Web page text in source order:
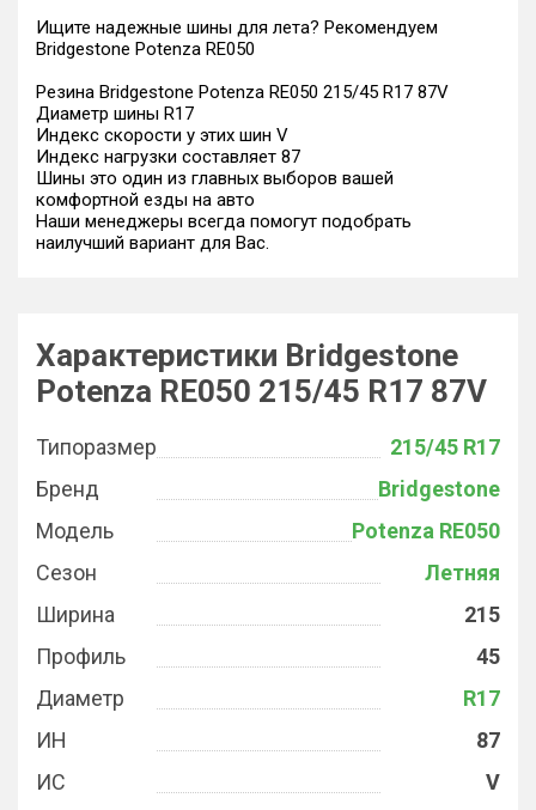
Ищите надежные шины для лета? Рекомендуем
Bridgestone Potenza RE050
Резина Bridgestone Potenza RE050 215/45 R17 87V
Диаметр шины R17
Индекс скорости у этих шин V
Индекс нагрузки составляет 87
Шины это один из главных выборов вашей
комфортной езды на авто
Наши менеджеры всегда помогут подобрать
наилучший вариант для Вас.
Характеристики Bridgestone
Potenza RE050 215/45 R17 87V
Типоразмер
215/45 R17
Бренд
Bridgestone
Модель
Potenza RE050
Сезон
Летняя
Ширина
215
Профиль
45
Диаметр
R17
ИН
87
ИС
V